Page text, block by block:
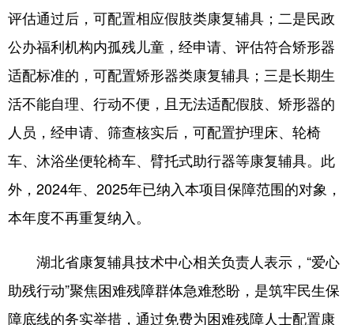
评估通过后，可配置相应假肢类康复辅具；二是民政
公办福利机构内孤残儿童，经申请、评估符合矫形器
适配标准的，可配置矫形器类康复辅具；三是长期生
活不能自理、行动不便，且无法适配假肢、矫形器的
人员，经申请、筛查核实后，可配置护理床、轮椅
车、沐浴坐便轮椅车、臂托式助行器等康复辅具。此
外，2024年、2025年已纳入本项目保障范围的对象，
本年度不再重复纳入。
湖北省康复辅具技术中心相关负责人表示，“爱心
助残行动”聚焦困难残障群体急难愁盼，是筑牢民生保
障底线的务实举措，通过免费为困难残障人士配置康